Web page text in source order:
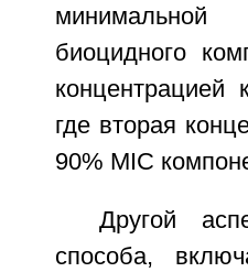
минимальной
биоцидного
концентрацией
где вторая
90% MIC
Другой
способа,